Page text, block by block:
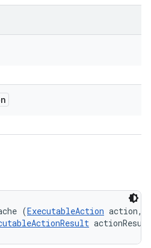
(ExecutableAction action,